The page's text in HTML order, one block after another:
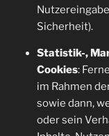
Sicherheit).
Statistik-,
Cookies:
im Rahmen
sowie dann,
oder sein